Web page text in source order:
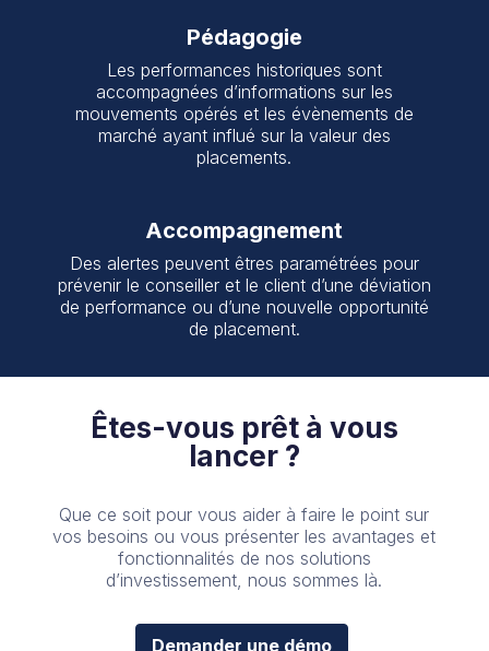
Pédagogie
Les performances historiques sont
accompagnées d’informations sur les
mouvements opérés et les évènements de
marché ayant influé sur la valeur des
placements.
Accompagnement
Des alertes peuvent êtres paramétrées pour
prévenir le conseiller et le client d’une déviation
de performance ou d’une nouvelle opportunité
de placement.
Êtes-vous prêt à vous
lancer ?
Que ce soit pour vous aider à faire le point sur
vos besoins ou vous présenter les avantages et
fonctionnalités de nos solutions
d’investissement, nous sommes là.
Demander une démo